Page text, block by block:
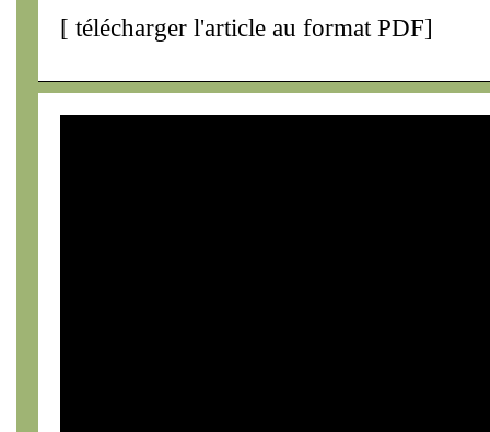
[ télécharger l'article au format PDF]